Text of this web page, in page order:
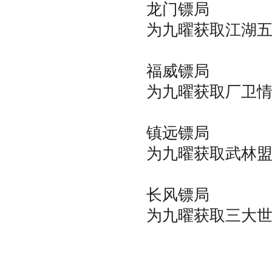
龙门镖局
为九曜获取江湖
福威镖局
为九曜获取厂卫
镇远镖局
为九曜获取武林
长风镖局
为九曜获取三大